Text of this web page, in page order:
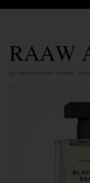
RAAW
Du står på: Forside - Brands-